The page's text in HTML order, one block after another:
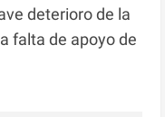
deterioro de la
falta de apoyo de